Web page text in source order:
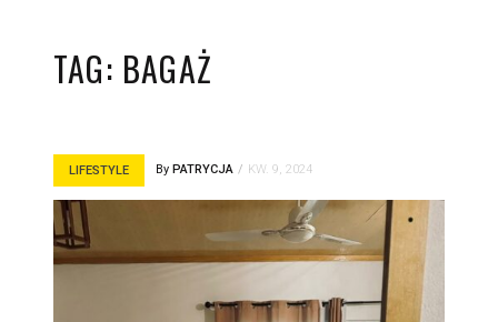
TAG: BAGAŻ
LIFESTYLE By PATRYCJA KW. 9, 2024